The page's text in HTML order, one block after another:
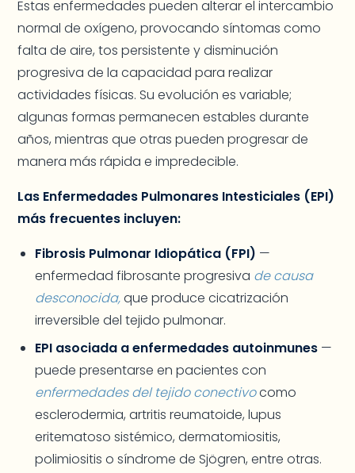
Estas enfermedades pueden alterar el intercambio
normal de oxígeno, provocando síntomas como
falta de aire, tos persistente y disminución
progresiva de la capacidad para realizar
actividades físicas. Su evolución es variable;
algunas formas permanecen estables durante
años, mientras que otras pueden progresar de
manera más rápida e impredecible.
Las Enfermedades Pulmonares Intesticiales (EPI)
más frecuentes incluyen:
Fibrosis Pulmonar Idiopática (FPI) —
enfermedad fibrosante progresiva de causa
desconocida,que produce cicatrización
irreversible del tejido pulmonar.
EPI asociada a enfermedades autoinmunes—
puede presentarse en pacientes con
enfermedades del tejido conectivocomo
esclerodermia, artritis reumatoide, lupus
eritematoso sistémico, dermatomiositis,
polimiositis o síndrome de Sjögren, entre otras.